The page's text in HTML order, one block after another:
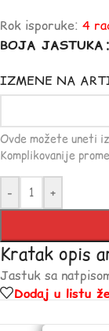
Rok isporuke: 4
BOJA JASTUKA
IZMENE NA
Ovde možete uneti
Komplikovanije
- +
Kratak opis
Jastuk sa
Dodaj u listu